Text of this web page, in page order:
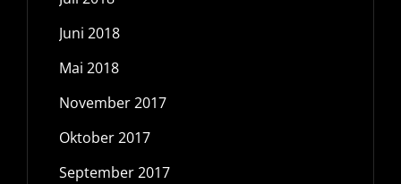
Juni 2018
Mai 2018
November 2017
Oktober 2017
September 2017